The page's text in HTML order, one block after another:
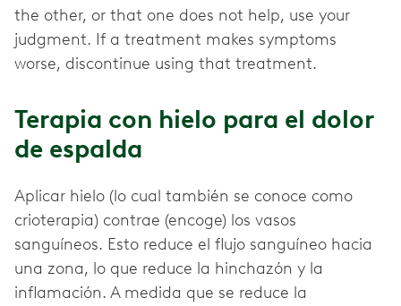
the other, or that one does not help, use your
judgment. If a treatment makes symptoms
worse, discontinue using that treatment.
Terapia con hielo para el dolor
de espalda
Aplicar hielo (lo cual también se conoce como
crioterapia) contrae (encoge) los vasos
sanguíneos. Esto reduce el flujo sanguíneo hacia
una zona, lo que reduce la hinchazón y la
inflamación. A medida que se reduce la